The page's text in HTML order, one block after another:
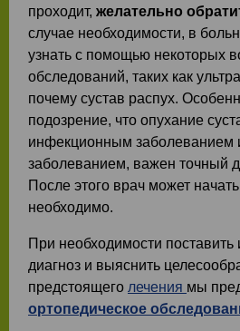
проходит, желательно
случае необходимости, в
узнать с помощью некоторых
обследований, таких как
почему сустав распух.
подозрение, что опухание
инфекционным заболеванием
заболеванием, важен точный
После этого врач может
необходимо.
При необходимости поставить
диагноз и выяснить
предстоящего лечения мы
ортопедическое